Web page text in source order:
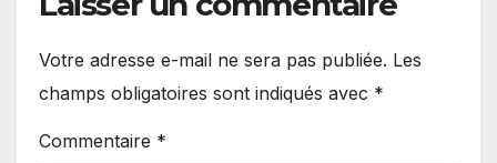
Votre adresse e-mail ne sera pas publiée. Les
champs obligatoires sont indiqués avec *
Commentaire *